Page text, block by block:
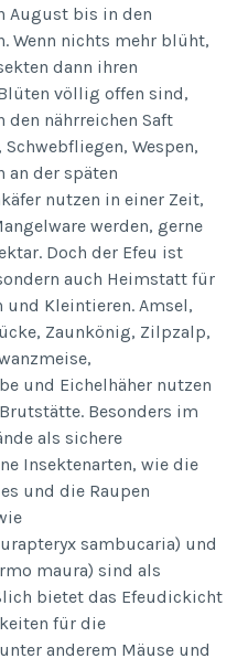
August bis in den
Wenn nichts mehr blüht,
dann ihren
völlig offen sind,
den nährreichen Saft
Wespen,
an der späten
nutzen in einer Zeit,
werden, gerne
Doch der Efeu ist
auch Heimstatt für
und Kleintieren. Amsel,
Zaunkönig, Zilpzalp,
und Eichelhäher nutzen
Besonders im
als sichere
Insektenarten, wie die
und die Raupen
sambucaria) und
maura) sind als
bietet das Efeudickicht
für die
anderem Mäuse und